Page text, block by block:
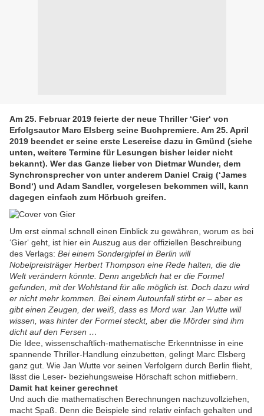
Am 25. Februar 2019 feierte der neue Thriller ‘Gier‘ von
Erfolgsautor Marc Elsberg seine Buchpremiere. Am 25. April
2019 beendet er seine erste Lesereise dazu in Gmünd (siehe
unten, weitere Termine für Lesungen bisher leider nicht
bekannt). Wer das Ganze lieber von Dietmar Wunder, dem
Synchronsprecher von unter anderem Daniel Craig (‘James
Bond‘) und Adam Sandler, vorgelesen bekommen will, kann
dagegen einfach zum Hörbuch greifen.
Um erst einmal schnell einen Einblick zu gewähren, worum es bei
‘Gier‘ geht, ist hier ein Auszug aus der offiziellen Beschreibung
des Verlags: Bei einem Sondergipfel in Berlin will
Nobelpreisträger Herbert Thompson eine Rede halten, die die
Welt verändern könnte. Denn angeblich hat er die Formel
gefunden, mit der Wohlstand für alle möglich ist. Doch dazu wird
er nicht mehr kommen. Bei einem Autounfall stirbt er – aber es
gibt einen Zeugen, der weiß, dass es Mord war. Jan Wutte will
wissen, was hinter der Formel steckt, aber die Mörder sind ihm
dicht auf den Fersen …
Die Idee, wissenschaftlich-mathematische Erkenntnisse in eine
spannende Thriller-Handlung einzubetten, gelingt Marc Elsberg
ganz gut. Wie Jan Wutte vor seinen Verfolgern durch Berlin flieht,
lässt die Leser- beziehungsweise Hörschaft schon mitfiebern.
Damit hat keiner gerechnet
Und auch die mathematischen Berechnungen nachzuvollziehen,
macht Spaß. Denn die Beispiele sind relativ einfach gehalten und